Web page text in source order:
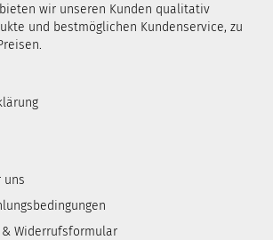
wir unseren Kunden qualitativ
und bestmöglichen Kundenservice, zu
uns
Widerrufsformular